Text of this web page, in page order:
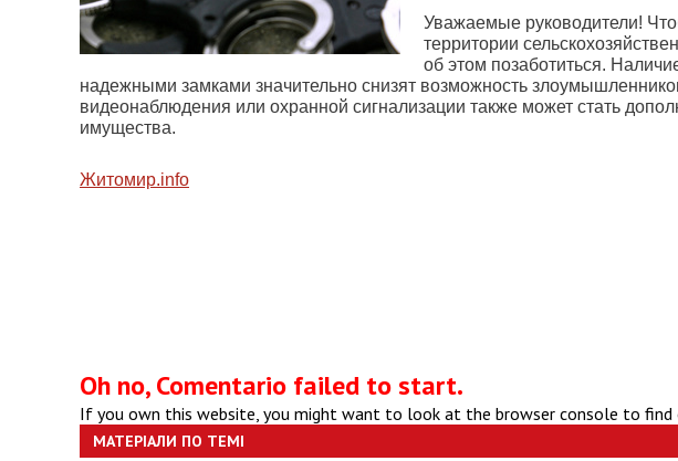
Уважаемые руководители!
территории
об этом позаботиться.
надежными замками значительно снизят возможность
видеонаблюдения или охранной сигнализации также может стать
имущества.
Житомир.info
Oh no, Comentario failed to start.
If you own this website, you might want to look at the browser console to find
МАТЕРІАЛИ ПО ТЕМІ